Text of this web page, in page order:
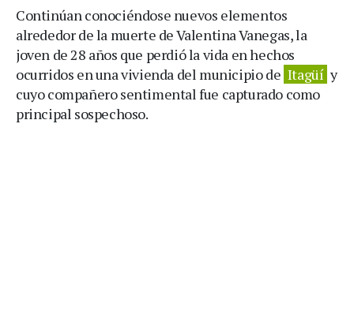
Continúan conociéndose nuevos elementos
alrededor de la muerte de Valentina Vanegas, la
joven de 28 años que perdió la vida en hechos
ocurridos en una vivienda del municipio de Itagüí y
cuyo compañero sentimental fue capturado como
principal sospechoso.